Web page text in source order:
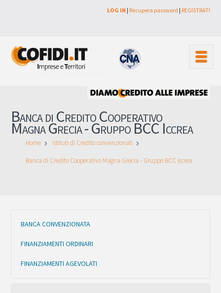
LOG IN | Recupera password | REGISTRATI
Banca di Credito Cooperativo
Magna Grecia - Gruppo BCC Iccrea
Home Istituti di Credito convenzionati
Banca di Credito Cooperativo Magna Grecia - Gruppo BCC Iccrea
BANCA CONVENZIONATA
FINANZIAMENTI ORDINARI
FINANZIAMENTI AGEVOLATI